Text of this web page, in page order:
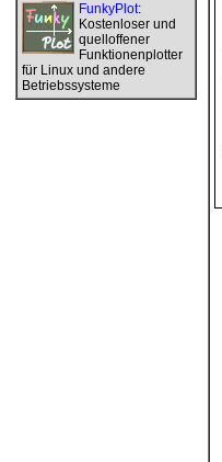
FunkyPlot:
Kostenloser und
quelloffener
Funktionenplotter
für Linux und andere
Betriebssysteme